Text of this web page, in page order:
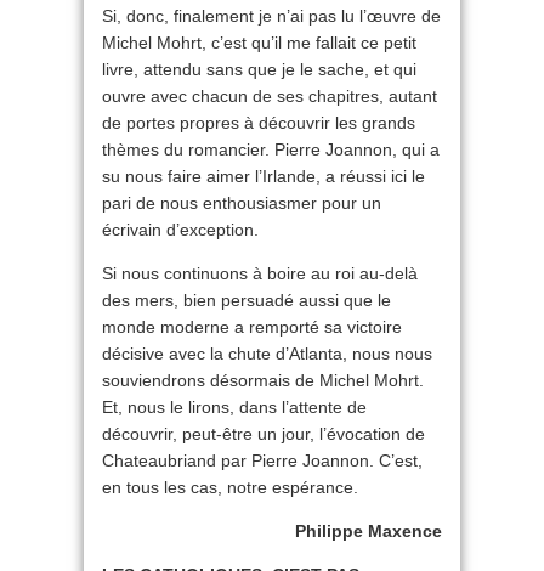
Si, donc, finalement je n’ai pas lu l’œuvre de
Michel Mohrt, c’est qu’il me fallait ce petit
livre, attendu sans que je le sache, et qui
ouvre avec chacun de ses chapitres, autant
de portes propres à découvrir les grands
thèmes du romancier. Pierre Joannon, qui a
su nous faire aimer l’Irlande, a réussi ici le
pari de nous enthousiasmer pour un
écrivain d’exception.
Si nous continuons à boire au roi au-delà
des mers, bien persuadé aussi que le
monde moderne a remporté sa victoire
décisive avec la chute d’Atlanta, nous nous
souviendrons désormais de Michel Mohrt.
Et, nous le lirons, dans l’attente de
découvrir, peut-être un jour, l’évocation de
Chateaubriand par Pierre Joannon. C’est,
en tous les cas, notre espérance.
Philippe Maxence